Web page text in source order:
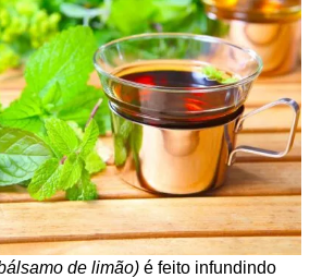
de limão)é feito infundindo